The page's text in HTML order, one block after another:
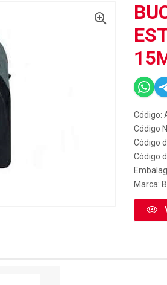
Código:
Código
Código
Código
Marca: